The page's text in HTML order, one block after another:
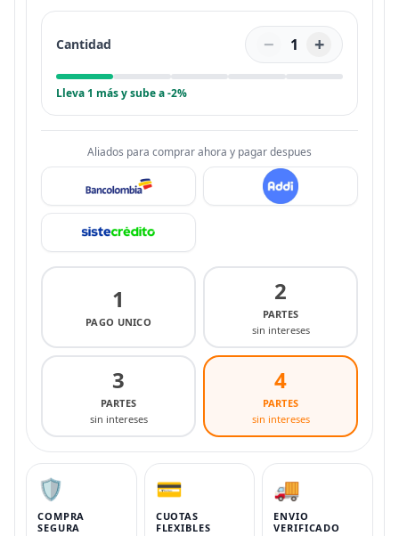
Cantidad − 1 +
Lleva 1 más y sube a -2%
Aliados para comprar ahora y pagar despues
1
PAGO UNICO
2
PARTES
sin intereses
3
PARTES
sin intereses
4
PARTES
sin intereses
🛡️
COMPRA
SEGURA
💳
CUOTAS
FLEXIBLES
🚚
ENVIO
VERIFICADO